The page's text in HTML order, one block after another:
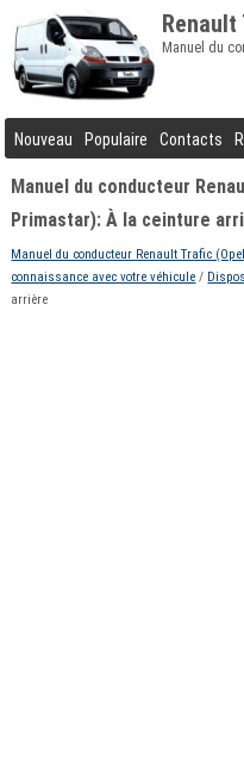
Manuel du
Nouveau Populaire Contacts
Manuel du conducteur
Primastar): À la ceinture
Manuel du conducteur Renault Trafic
connaissance avec votre véhicule /
arrière